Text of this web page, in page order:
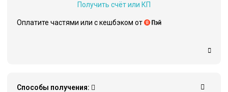
Получить счёт или КП
Оплатите частями или c кешбэком от
Способы получения: